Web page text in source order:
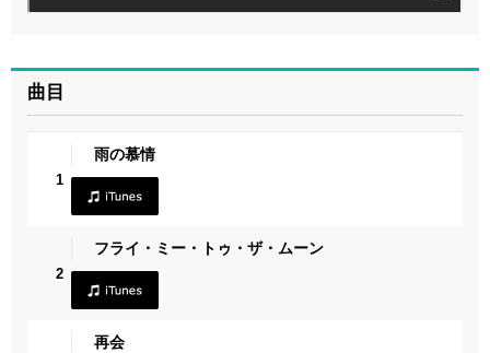
曲目
1
雨の慕情
2
フライ・ミー・トゥ・ザ・ムーン
再会